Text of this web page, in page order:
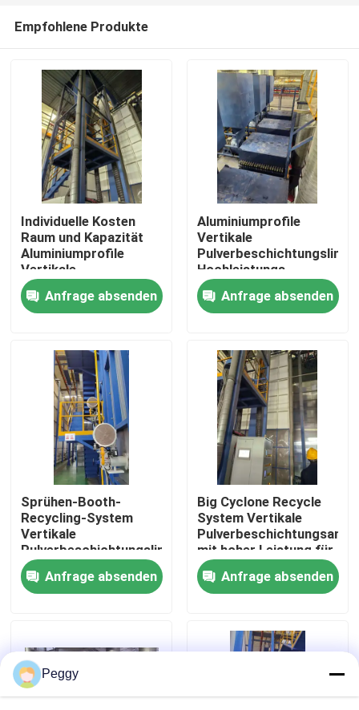
Haus
Produkte
VR Show
Über uns
Fabrik-Ausflug
Qualitätskontrolle
Treten Sie mit uns in Verbindung
VR
Vertikale Pulver-Beschichtungs-Linie
Empfohlene Produkte
Individuelle Kosten
Raum und Kapazität
Aluminiumprofile
Vertikale
Pulverbeschichtungslinie
Hochleistung
Anfrage absenden
Aluminiumprofile
Vertikale
Pulverbeschichtungslinie
Hochleistungs-
Anfrage absenden
Sprühen-Booth-
Recycling-System
Vertikale
Pulverbeschichtungslinie
Hochleistungs- für
Aluminiumprofile
Anfrage absenden
Big Cyclone Recycle
System Vertikale
mit hoher Leistung für
Aluminiumprofile
Anfrage absenden
Peggy